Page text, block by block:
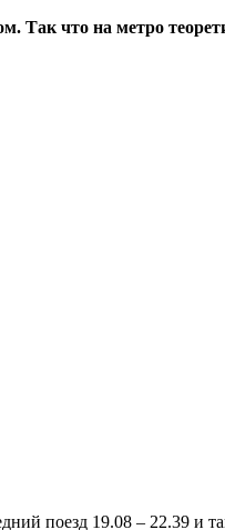
Так что на метро
поезд 19.08 – 22.39 и